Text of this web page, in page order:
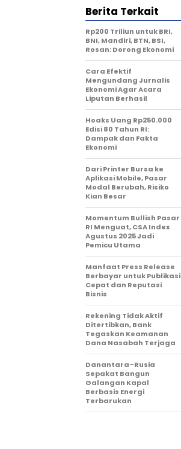
Berita Terkait
Rp200 Triliun untuk BRI,
BNI, Mandiri, BTN, BSI,
Rosan: Dorong Ekonomi
Cara Efektif
Mengundang Jurnalis
Ekonomi Agar Acara
Liputan Berhasil
Hoaks Uang Rp250.000
Edisi 80 Tahun RI:
Dampak dan Fakta
Ekonomi
Dari Printer Bursa ke
Aplikasi Mobile, Pasar
Modal Berubah, Risiko
Kian Besar
Momentum Bullish Pasar
RI Menguat, CSA Index
Agustus 2025 Jadi
Pemicu Utama
Manfaat Press Release
Berbayar untuk Publikasi
Cepat dan Reputasi
Bisnis
Rekening Tidak Aktif
Ditertibkan, Bank
Tegaskan Keamanan
Dana Nasabah Terjaga
Danantara–Rusia
Sepakat Bangun
Galangan Kapal
Berbasis Energi
Terbarukan